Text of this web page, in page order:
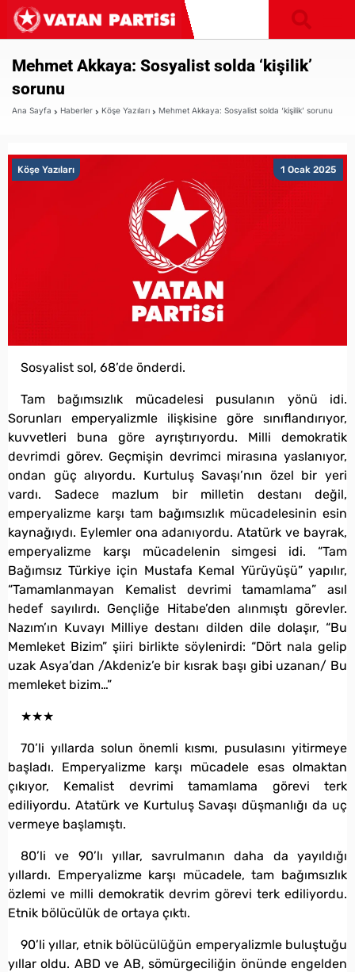
Mehmet Akkaya: Sosyalist solda ‘kişilik’
sorunu
Ana Sayfa Haberler Köşe Yazıları Mehmet Akkaya: Sosyalist solda ‘kişilik’ sorunu
1 Ocak 2025
Köşe Yazıları
Sosyalist sol, 68’de önderdi.
Tam bağımsızlık mücadelesi pusulanın yönü idi.
Sorunları emperyalizmle ilişkisine göre sınıflandırıyor,
kuvvetleri buna göre ayrıştırıyordu. Milli demokratik
devrimdi görev. Geçmişin devrimci mirasına yaslanıyor,
ondan güç alıyordu. Kurtuluş Savaşı’nın özel bir yeri
vardı. Sadece mazlum bir milletin destanı değil,
emperyalizme karşı tam bağımsızlık mücadelesinin esin
kaynağıydı. Eylemler ona adanıyordu. Atatürk ve bayrak,
emperyalizme karşı mücadelenin simgesi idi. “Tam
Bağımsız Türkiye için Mustafa Kemal Yürüyüşü” yapılır,
“Tamamlanmayan Kemalist devrimi tamamlama” asıl
hedef sayılırdı. Gençliğe Hitabe’den alınmıştı görevler.
Nazım’ın Kuvayı Milliye destanı dilden dile dolaşır, “Bu
Memleket Bizim” şiiri birlikte söylenirdi: “Dört nala gelip
uzak Asya’dan /Akdeniz’e bir kısrak başı gibi uzanan/ Bu
memleket bizim…”
★★★
70’li yıllarda solun önemli kısmı, pusulasını yitirmeye
başladı. Emperyalizme karşı mücadele esas olmaktan
çıkıyor, Kemalist devrimi tamamlama görevi terk
ediliyordu. Atatürk ve Kurtuluş Savaşı düşmanlığı da uç
vermeye başlamıştı.
80’li ve 90’lı yıllar, savrulmanın daha da yayıldığı
yıllardı. Emperyalizme karşı mücadele, tam bağımsızlık
özlemi ve milli demokratik devrim görevi terk ediliyordu.
Etnik bölücülük de ortaya çıktı.
90’li yıllar, etnik bölücülüğün emperyalizmle buluştuğu
yıllar oldu. ABD ve AB, sömürgeciliğin önünde engelden